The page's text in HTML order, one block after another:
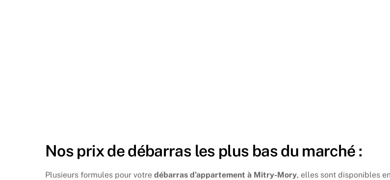
Nos prix de débarras les plus bas du marché :
Plusieurs formules pour votre débarras d’appartement à Mitry-Mory, elles sont disponibles